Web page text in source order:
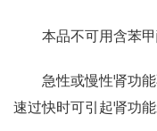
本品不可用含苯
急性或慢性肾功
速过快时可引起肾功能